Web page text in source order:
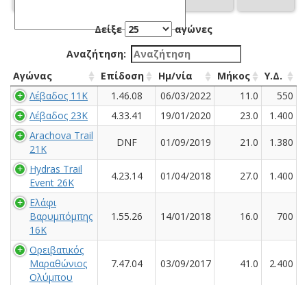
Δείξε
αγώνες
Αναζήτηση:
Αγώνας
Επίδοση Ημ/νία Μήκος
Υ.Δ.
Λέβαδος 11K
1.46.08 06/03/2022 11.0
550
Λέβαδος 23Κ
4.33.41 19/01/2020 23.0
1.400
Arachova Trail
21K
DNF 01/09/2019 21.0 1.380
Hydras Trail
Event 26K
4.23.14 01/04/2018 27.0 1.400
Ελάφι
Βαρυμπόμπης
16K
1.55.26 14/01/2018 16.0 700
Ορειβατικός
Μαραθώνιος
Ολύμπου
7.47.04 03/09/2017 41.0 2.400